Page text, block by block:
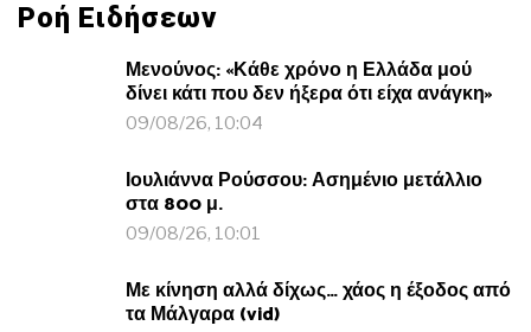
Ροή Ειδήσεων
Μενούνος: «Κάθε χρόνο η Ελλάδα μού
δίνει κάτι που δεν ήξερα ότι είχα ανάγκη»
09/08/26, 10:04
Ιουλιάννα Ρούσσου: Ασημένιο μετάλλιο
στα 800 μ.
09/08/26, 10:01
Με κίνηση αλλά δίχως… χάος η έξοδος από
τα Μάλγαρα (vid)